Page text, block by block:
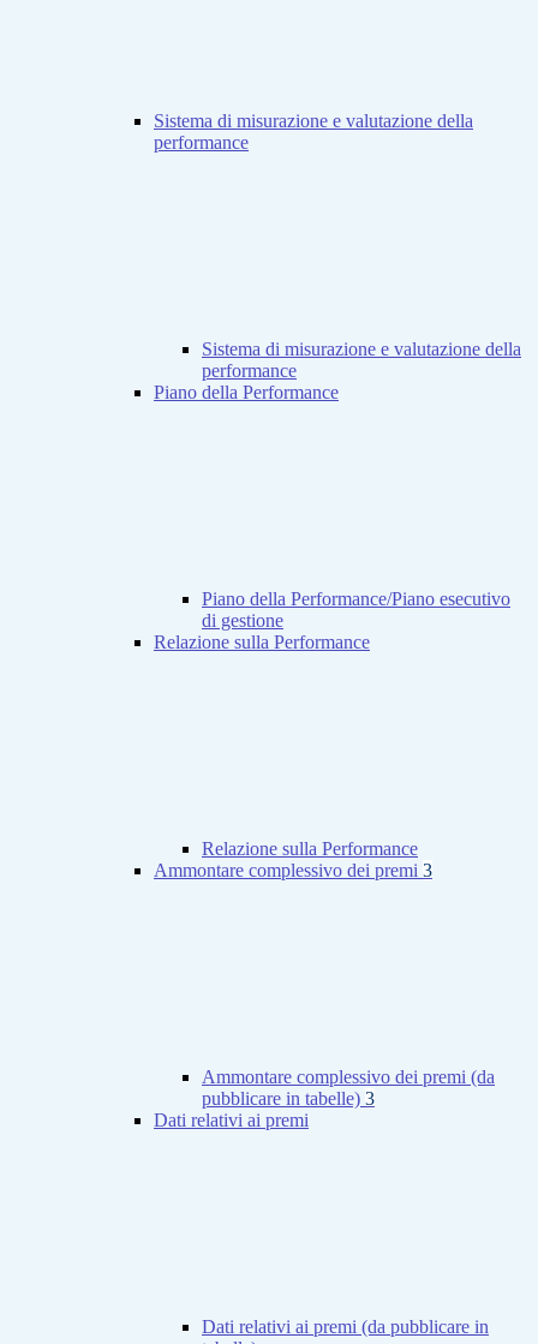
Sistema di misurazione e valutazione della
performance
Sistema di misurazione e valutazione della
performance
Piano della Performance
Piano della Performance/Piano esecutivo
di gestione
Relazione sulla Performance
Relazione sulla Performance
Ammontare complessivo dei premi 3
Ammontare complessivo dei premi (da
pubblicare in tabelle) 3
Dati relativi ai premi
Dati relativi ai premi (da pubblicare in